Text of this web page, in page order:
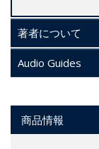
著者について
Audio Guides
商品情報